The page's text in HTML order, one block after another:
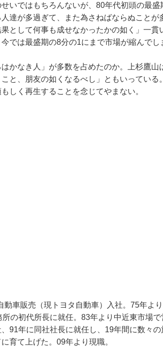
いではもちろんないが、80年代初頭の最盛
達が多過ぎて、また為さねばならぬことが
として何事も成せなかったかの如く」一貫
では最盛期の8分の1にまで市場が縮んでし
かなき人」が多数を占めたのか。上杉鷹山
と、朋友の如くなるべし」ともいっている
しく再生することを念じてやまない。
動車販売（現トヨタ自動車）入社。75年よ
の初代所長に就任。83年より中近東市場
91年に同社社長に就任し、19年間に数々
育て上げた。09年より現職。